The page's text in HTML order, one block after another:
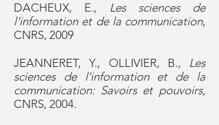
DACHEUX, E., Les sciences de
l'information et de la communication,
CNRS, 2009
JEANNERET, Y., OLLIVIER, B., Les
sciences de l'information et de la
communication: Savoirs et pouvoirs,
CNRS, 2004.